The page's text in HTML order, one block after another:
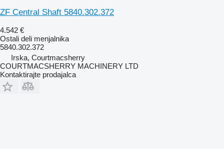
ZF Central Shaft 5840.302.372
4.542 €
Ostali deli menjalnika
5840.302.372
Irska, Courtmacsherry
COURTMACSHERRY MACHINERY LTD
Kontaktirajte prodajalca